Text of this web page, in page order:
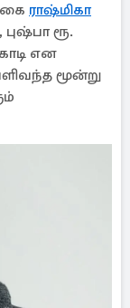
ராஷ்மிகா
ரூ.
என
மூன்று